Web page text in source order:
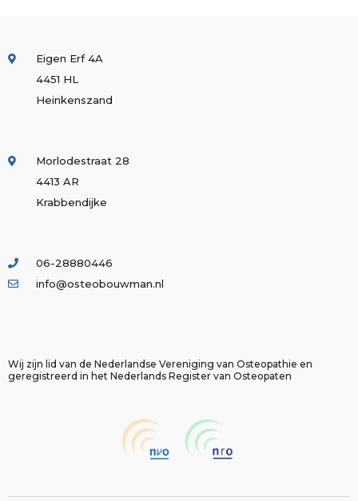
Eigen Erf 4A
4451 HL
Heinkenszand
Morlodestraat 28
4413 AR
Krabbendijke
06-28880446
info@osteobouwman.nl
Wij zijn lid van de Nederlandse Vereniging van Osteopathie en
geregistreerd in het Nederlands Register van Osteopaten